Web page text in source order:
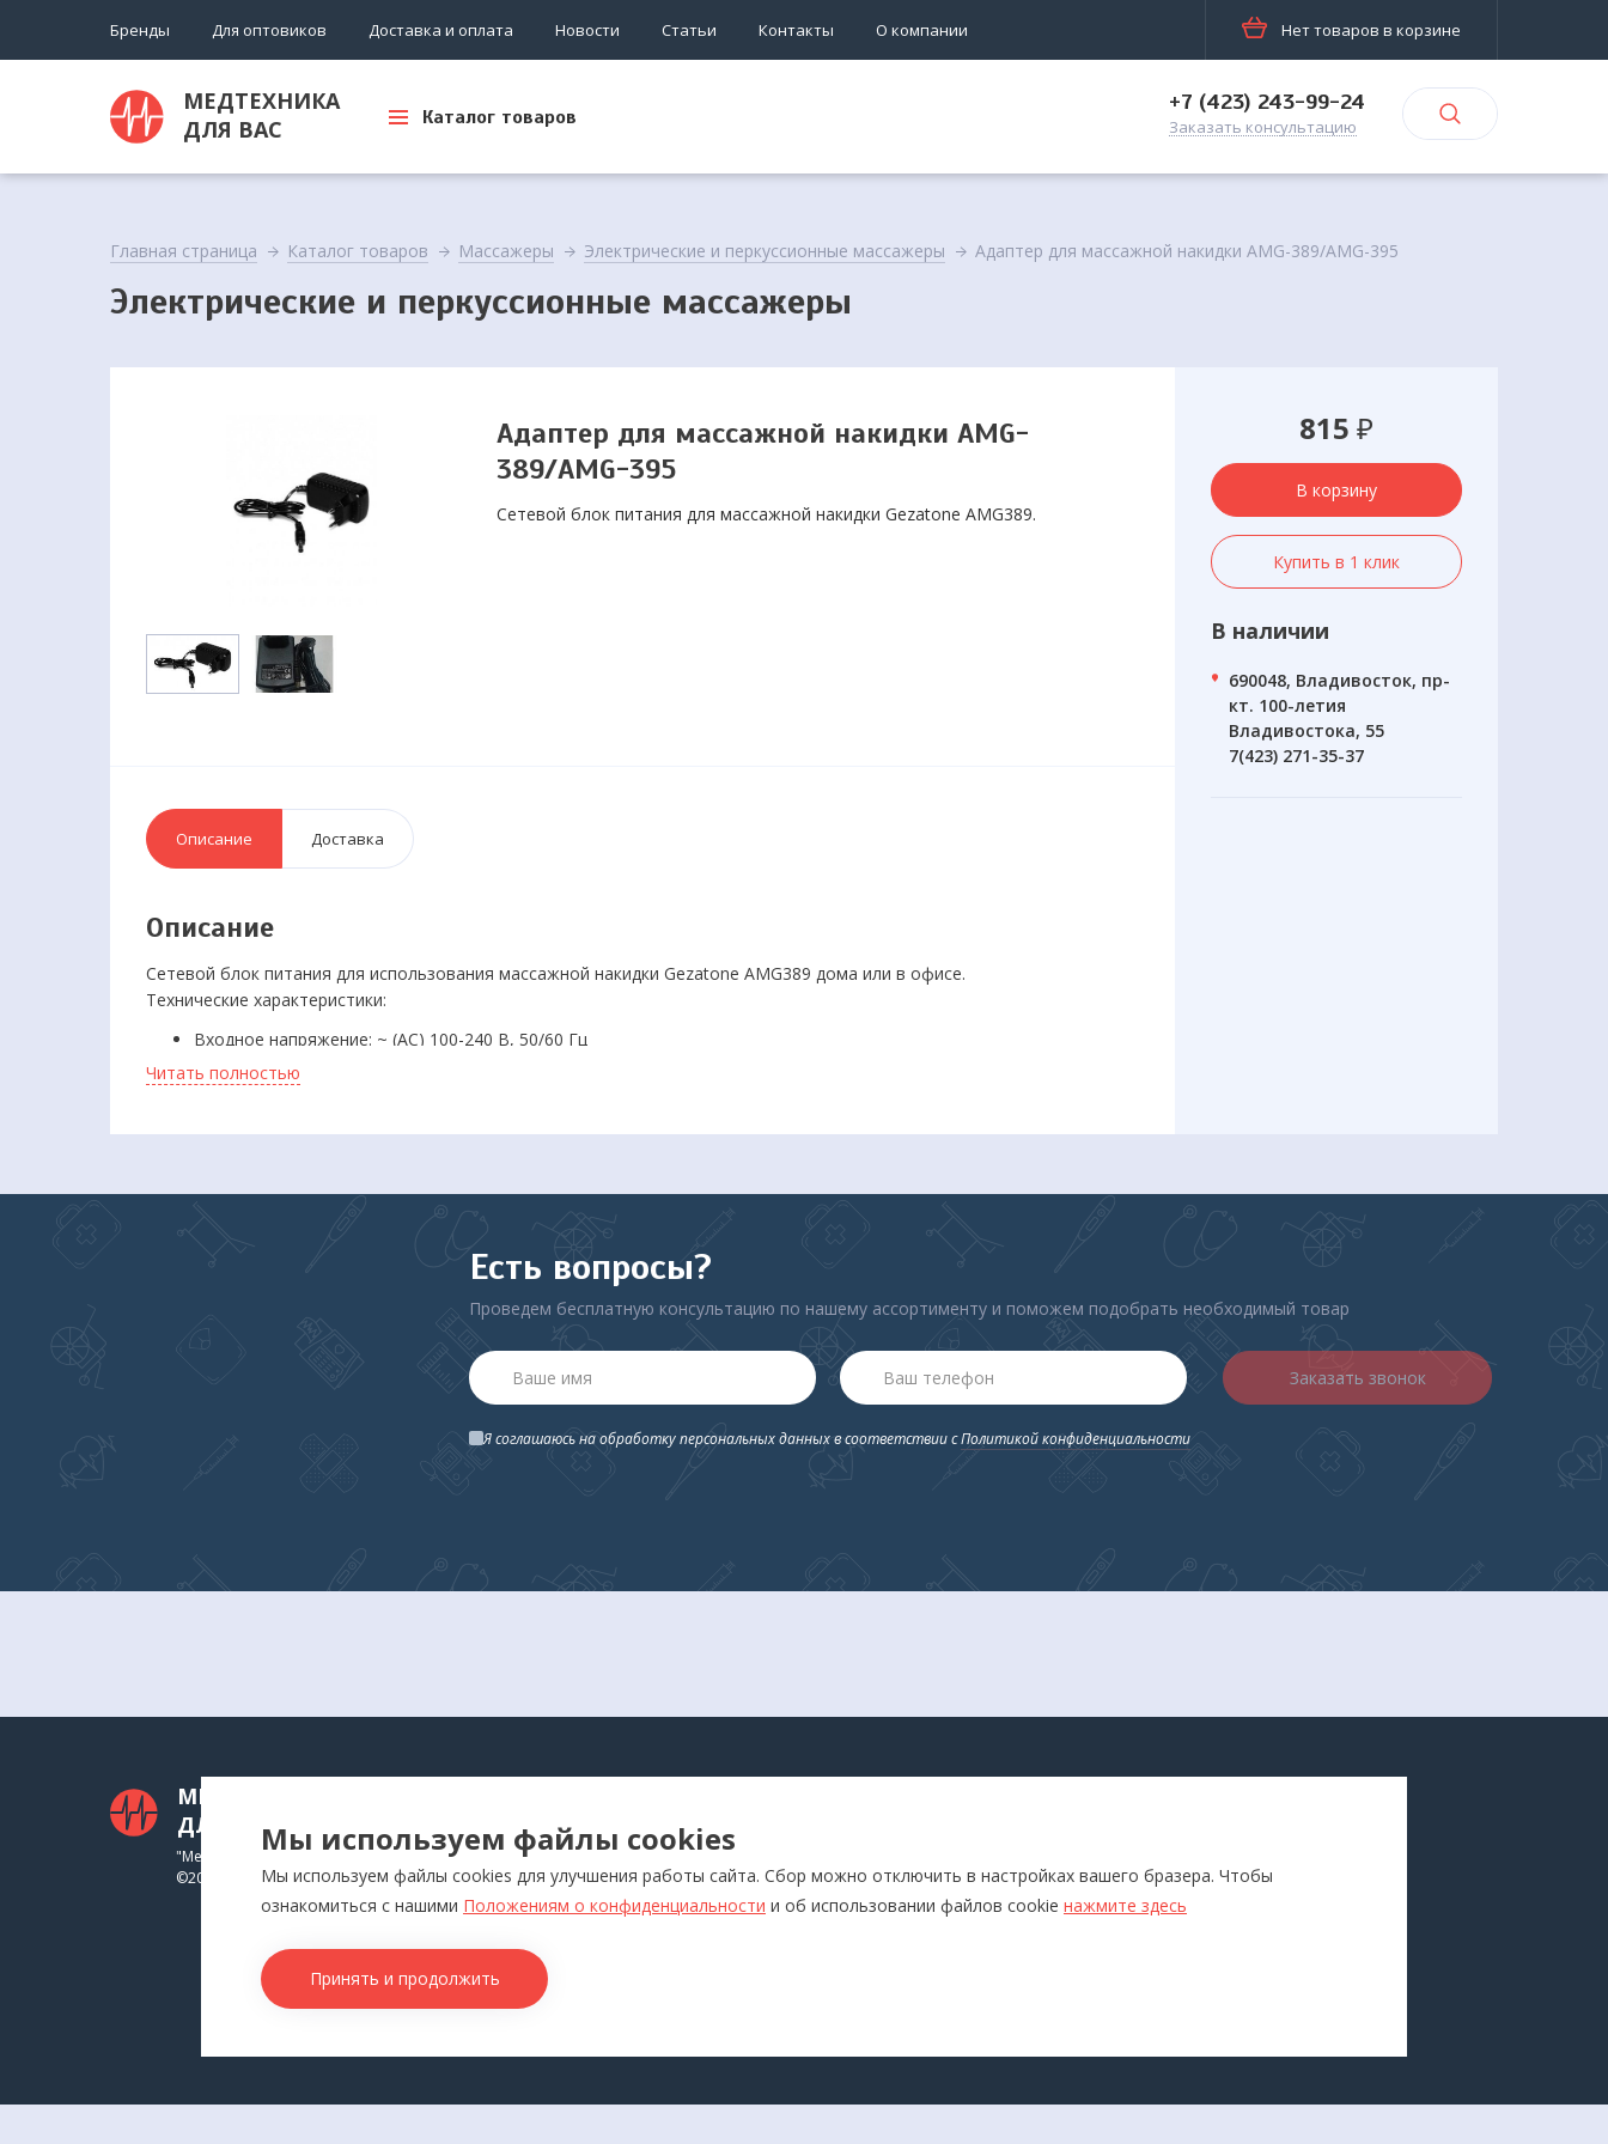
Бренды Для оптовиков Доставка и оплата Новости Статьи Контакты О компании Нет товаров в корзине
МЕДТЕХНИКА
ДЛЯ ВАС
Каталог товаров
+7 (423) 243-99-24
Заказать консультацию
Главная страница Каталог товаров Массажеры Электрические и перкуссионные массажеры Адаптер для массажной накидки AMG-389/AMG-395
Электрические и перкуссионные массажеры
Адаптер для массажной накидки AMG-
389/AMG-395
Сетевой блок питания для массажной накидки Gezatone AMG389.
Описание Доставка
Описание
Сетевой блок питания для использования массажной накидки Gezatone AMG389 дома или в офисе.
Технические характеристики:
Входное напряжение: ~ (AC) 100-240 В, 50/60 Гц
Гарантийный срок: 6 месяцев
Читать полностью
815 ₽
В корзину
Купить в 1 клик
В наличии
690048, Владивосток, пр-
кт. 100-летия
Владивостока, 55
7(423) 271-35-37
Есть вопросы?
Проведем бесплатную консультацию по нашему ассортименту и поможем подобрать необходимый товар
Заказать звонок
Я соглашаюсь на обработку персональных данных в соответствии сПолитикой конфиденциальности
МЕДТЕХНИКА
ДЛЯ ВАС
"Медтехника для Вас"
©2026
Приборы для самоконтроля
Ингаляторы
Физиотерапевтические аппараты
Аппликаторы
Изделия медназначения
Слуховые аппараты и усилители
звука
Бренды
Мы используем файлы cookies
Мы используем файлы cookies для улучшения работы сайта. Сбор можно отключить в настройках вашего бразера. Чтобы
ознакомиться с нашими Положениям о конфиденциальности и об использовании файлов cookie нажмите здесь
Принять и продолжить